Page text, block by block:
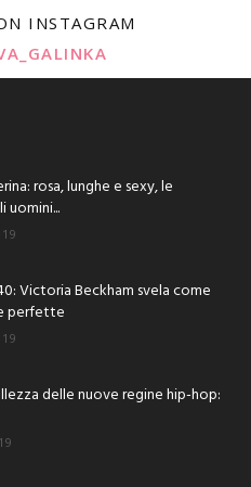
INSTAGRAM
rosa, lunghe e sexy, le
Victoria Beckham svela come
perfette
delle nuove regine hip-hop: